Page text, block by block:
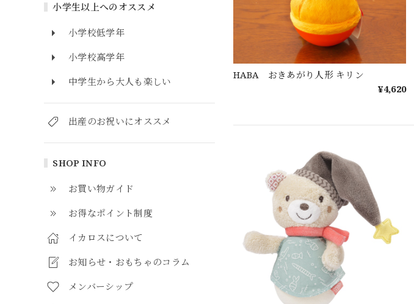
小学生以上へのオススメ
小学校低学年
小学校高学年
中学生から大人も楽しい
出産のお祝いにオススメ
SHOP INFO
お買い物ガイド
お得なポイント制度
イカロスについて
お知らせ・おもちゃのコラム
メンバーシップ
HABA おきあがり人形 キリン
¥4,620